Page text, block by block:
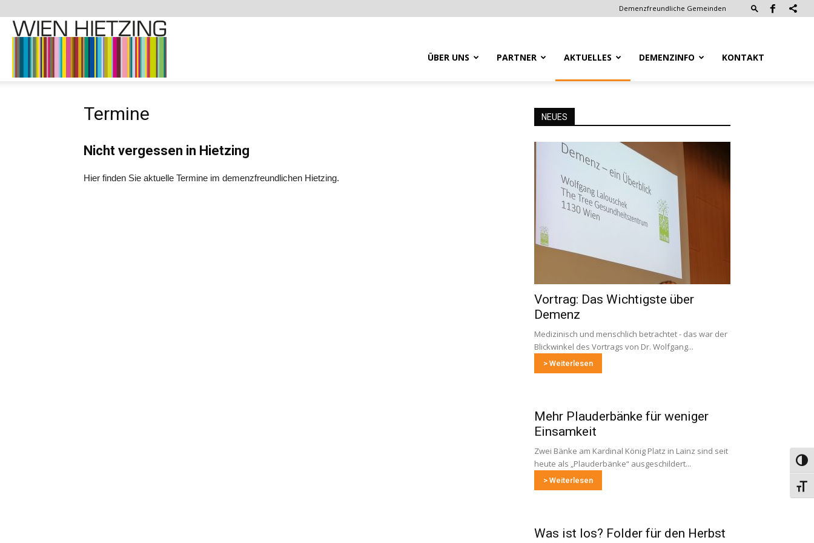
Demenzfreundliche Gemeinden
–
ÜBER UNS PARTNER AKTUELLES DEMENZINFO KONTAKT
Termine
Nicht vergessen in Hietzing
Hier finden Sie aktuelle Termine im demenzfreundlichen Hietzing.
NEUES
Vortrag: Das Wichtigste über
Demenz
Medizinisch und menschlich betrachtet - das war der
Blickwinkel des Vortrags von Dr. Wolfgang...
> Weiterlesen
Mehr Plauderbänke für weniger
Einsamkeit
Zwei Bänke am Kardinal König Platz in Lainz sind seit
heute als „Plauderbänke“ ausgeschildert...
> Weiterlesen
Was ist los? Folder für den Herbst